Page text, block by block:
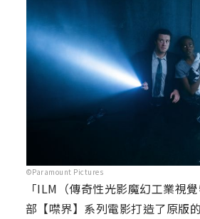
©Paramount Pictures
「ILM（傳奇性光影魔幻工業視
部【噤界】系列電影打造了原版